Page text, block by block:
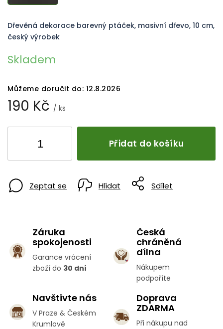
190 Kč / ks
Skladem
Můžeme doručit do: 12.8.2026
Přidat do košíku
Dřevěná dekorace barevný ptáček, masivní dřevo, 10 cm,
český výrobek
Zeptat se Hlídat Sdílet
Záruka
spokojenosti
Garance vrácení
zboží do 30 dní
Česká
chráněná
dílna
Nákupem
podpoříte
Navštivte nás
V Praze & Českém
Krumlově
Doprava
ZDARMA
Při nákupu nad